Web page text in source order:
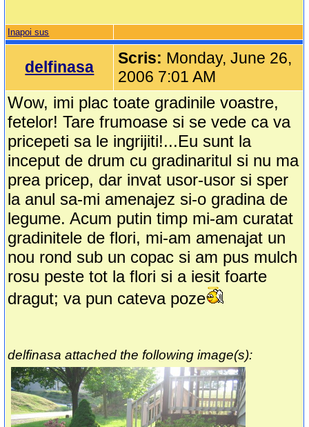
Inapoi sus
delfinasa Scris: Monday, June 26,
2006 7:01 AM
Wow, imi plac toate gradinile voastre,
fetelor! Tare frumoase si se vede ca va
pricepeti sa le ingrijiti!...Eu sunt la
inceput de drum cu gradinaritul si nu ma
prea pricep, dar invat usor-usor si sper
la anul sa-mi amenajez si-o gradina de
legume. Acum putin timp mi-am curatat
gradinitele de flori, mi-am amenajat un
nou rond sub un copac si am pus mulch
rosu peste tot la flori si a iesit foarte
dragut; va pun cateva poze
delfinasa attached the following image(s):